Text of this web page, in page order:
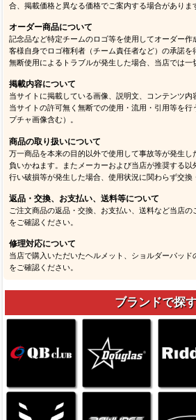
合、掲載価格と異なる価格でご案内する場合がありま
オーダー商品について
記念品など特定チームのロゴ等を使用してオーダー
客様自身でロゴ権利者（チーム責任者など）の承諾
無断使用によるトラブルが発生した場合、当店では一
掲載内容について
当サイトに掲載している画像、説明文、コンテンツ内
当サイトの許可無く無断での使用・流用・引用等を行
プチャ画像含む）。
商品の取り扱いについて
万一商品を本来の目的以外で使用して事故等が発生し
負いかねます。またメーカーおよび当店が推奨する以
行い破損等が発生した場合、使用状況に関わらず交換
返品・交換、お支払い、送料等について
ご注文商品の返品・交換、お支払い、送料など当店の
をご確認ください。
修理対応について
当店で購入いただいたヘルメット、ショルダーパッド
をご確認ください。
ブランドで探